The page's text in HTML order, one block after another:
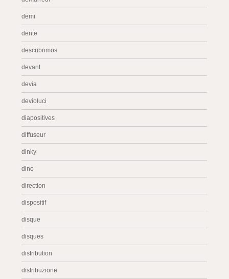
demi
dente
descubrimos
devant
devia
devioluci
diapositives
diffuseur
dinky
dino
direction
dispositif
disque
disques
distribution
distribuzione